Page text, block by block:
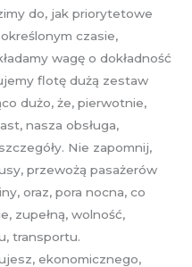
do, jak priorytetowe
czasie,
wagę o dokładność
flotę dużą zestaw
dużo, że, pierwotnie,
nasza obsługa,
Nie zapomnij,
przewożą pasażerów
oraz, pora nocna, co
zupełną, wolność,
transportu.
ekonomicznego,